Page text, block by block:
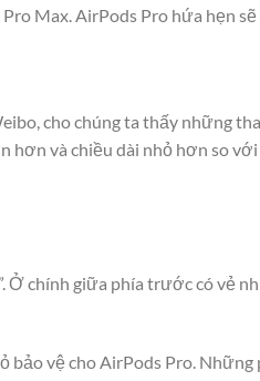
Max. AirPods Pro hứa hẹn
cho chúng ta thấy những
hơn và chiều dài nhỏ hơn so
Ở chính giữa phía trước có vẻ
bảo vệ cho AirPods Pro. Những